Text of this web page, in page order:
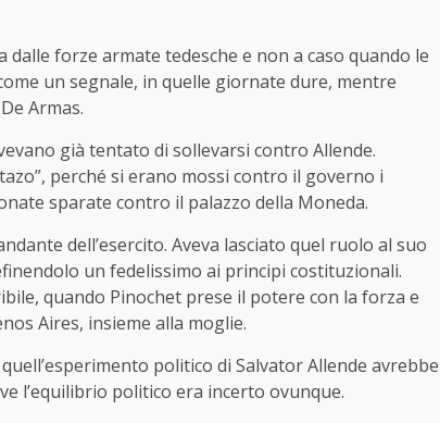
forze armate tedesche e non a caso quando le
un segnale, in quelle giornate dure, mentre
Armas.
già tentato di sollevarsi contro Allende.
perché si erano mossi contro il governo i
sparate contro il palazzo della Moneda.
dell’esercito. Aveva lasciato quel ruolo al suo
un fedelissimo ai principi costituzionali.
quando Pinochet prese il potere con la forza e
Aires, insieme alla moglie.
politico di Salvator Allende avrebbe
l’equilibrio politico era incerto ovunque.